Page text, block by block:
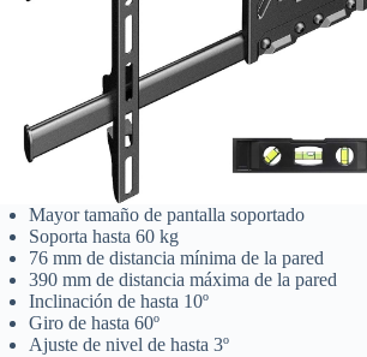
Mayor tamaño de pantalla soportado
Soporta hasta 60 kg
76 mm de distancia mínima de la pared
390 mm de distancia máxima de la pared
Inclinación de hasta 10º
Giro de hasta 60º
Ajuste de nivel de hasta 3º